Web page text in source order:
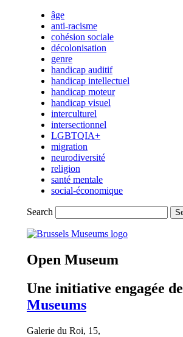
âge
anti-racisme
cohésion sociale
décolonisation
genre
handicap auditif
handicap intellectuel
handicap moteur
handicap visuel
interculturel
intersectionnel
LGBTQIA+
migration
neurodiversité
religion
santé mentale
social-économique
Search
(opens
Open Museum
Une initiative engagée de
Museums
Galerie du Roi, 15,